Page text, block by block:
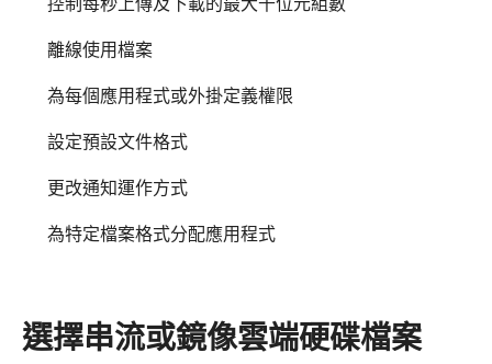
離線使用檔案
為每個應用程式或外掛定義權限
設定預設文件格式
更改通知運作方式
為特定檔案格式分配應用程式
選擇串流或鏡像雲端硬碟檔案